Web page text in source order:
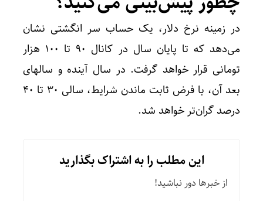
در زمینه نرخ دلار، یک حساب سر انگشتی نشان
می‌دهد که تا پایان سال در کانال ۹۰ تا ۱۰۰ هزار
تومانی قرار خواهد گرفت. در سال آینده و سالهای
بعد آن، با فرض ثابت ماندن شرایط، سالی ۳۰ تا ۴۰
درصد گران‌تر خواهد شد.
این مطلب را به اشتراک بگذارید
از خبرها دور نباشید!